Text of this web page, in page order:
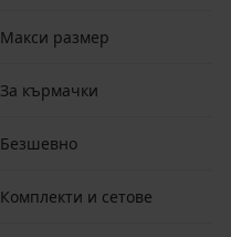
Макси размер
За кърмачки
Безшевно
Комплекти и сетове